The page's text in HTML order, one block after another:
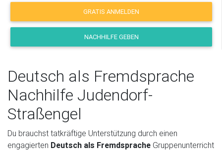
GRATIS ANMELDEN
NACHHILFE GEBEN
Deutsch als Fremdsprache
Nachhilfe Judendorf-
Straßengel
Du brauchst tatkräftige Unterstützung durch einen
engagierten Deutsch als Fremdsprache Gruppenunterricht